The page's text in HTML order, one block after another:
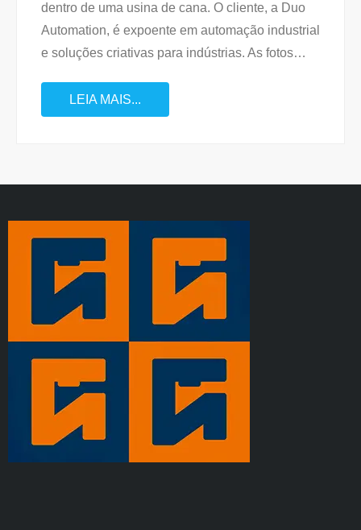
dentro de uma usina de cana. O cliente, a Duo
Automation, é expoente em automação industrial
e soluções criativas para indústrias. As fotos…
LEIA MAIS...